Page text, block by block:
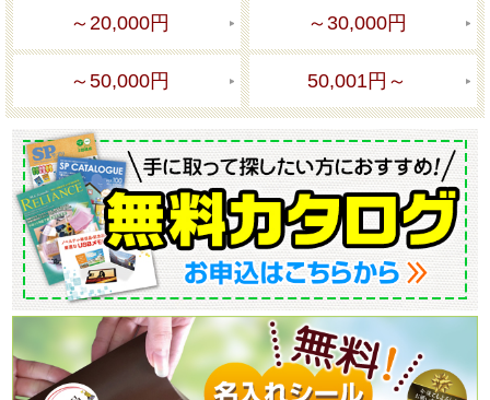
～20,000円 ～30,000円
～50,000円 50,001円～